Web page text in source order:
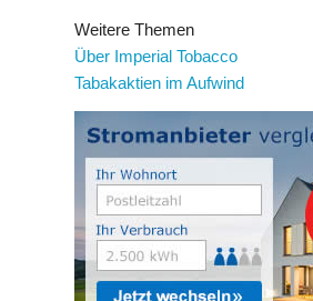
Weitere Themen
Über Imperial Tobacco
Tabakaktien im Aufwind